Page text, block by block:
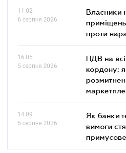
11.02
6 серпня 2026
Власники
проти
16.05
5 серпня 2026
ПДВ на
кордону:
14.09
5 серпня 2026
Як банки
вимоги